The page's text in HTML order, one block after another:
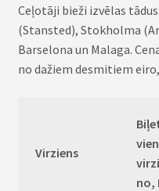
Ceļotāji bieži izvēlas
(Stansted), Stokholma
Barselona un Malaga.
no dažiem desmitiem
Virziens
no,